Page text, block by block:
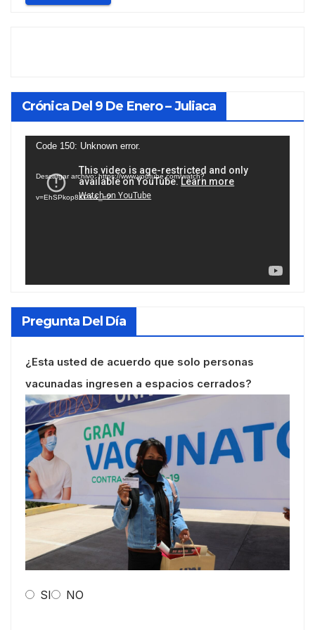
Crónica Del 9 De Enero – Juliaca
Reproductor
vídeo
Code 150: Unknown error.
Descargar archivo: https://www.youtube.com/watch?
v=EhSPkop8KPY&_=2
Pregunta Del Día
¿Esta usted de acuerdo que solo personas
vacunadas ingresen a espacios cerrados?
SI NO